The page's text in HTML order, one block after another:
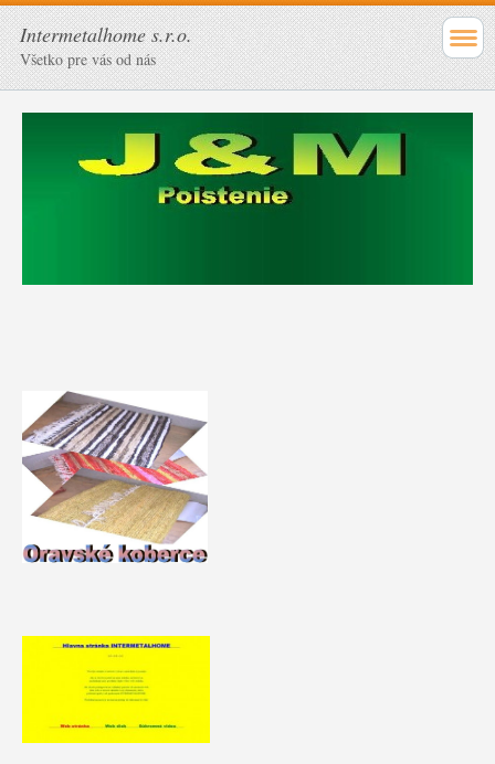
Intermetalhome s.r.o.
Všetko pre vás od nás